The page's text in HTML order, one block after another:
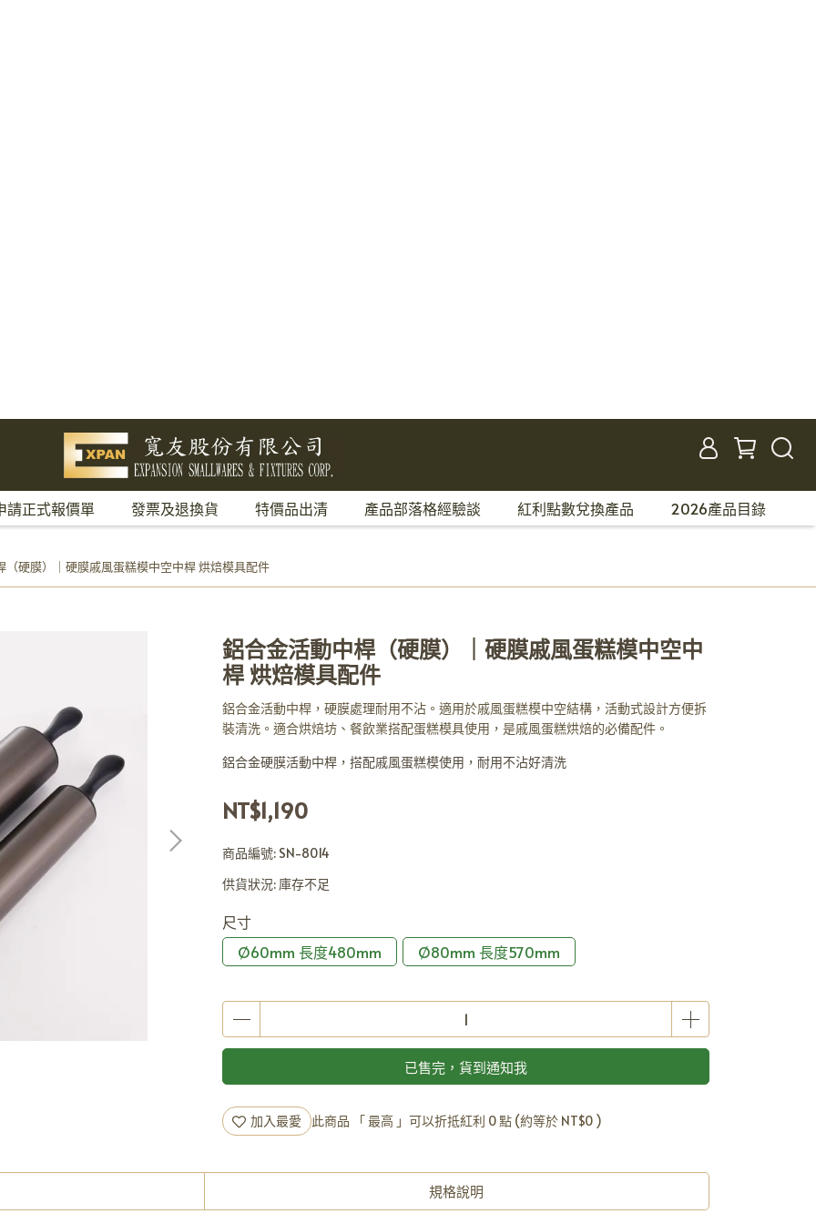
請正式報價單 發票及退換貨 特價品出清 產品部落格經驗談 紅利點數兌換產品 2026產品目錄
（硬膜）｜硬膜戚風蛋糕模中空中桿 烘焙模具配件
鋁合金活動中桿（硬膜）｜硬膜戚風蛋糕模中空中
桿 烘焙模具配件
鋁合金活動中桿，硬膜處理耐用不沾。適用於戚風蛋糕模中空結構，活動式設計方便拆
裝清洗。適合烘焙坊、餐飲業搭配蛋糕模具使用，是戚風蛋糕烘焙的必備配件。
鋁合金硬膜活動中桿，搭配戚風蛋糕模使用，耐用不沾好清洗
NT$1,190
商品編號: SN-8014
供貨狀況: 庫存不足
尺寸
Ø60mm 長度480mm
Ø80mm 長度570mm
已售完，貨到通知我
加入最愛 此商品 「 最高 」可以折抵紅利 0點 (約等於 NT$0 )
規格說明